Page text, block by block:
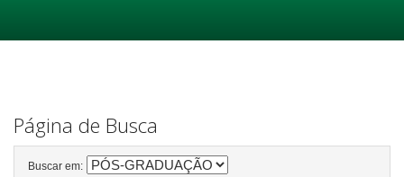
Página de Busca
Buscar em: